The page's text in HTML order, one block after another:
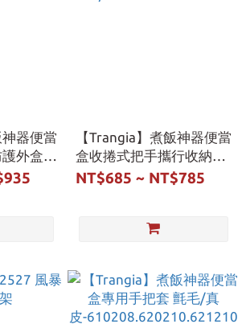
神器便當
外盒
【Trangia】煮飯神器便當
盒收捲式把手攜行收納袋
S/L-619100.619102
NT$685 ~ NT$785